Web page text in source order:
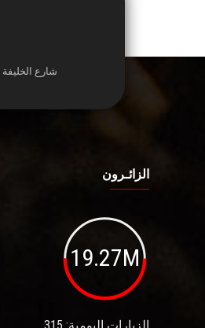
شارع الخليفة
الزائـرون
19.27M